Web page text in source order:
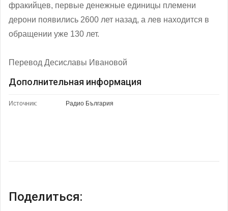
фракийцев, первые денежные единицы племени
дерони появились 2600 лет назад, а лев находится в
обращении уже 130 лет.
Перевод Десиславы Ивановой
Дополнительная информация
Источник: Радио България
Поделиться: